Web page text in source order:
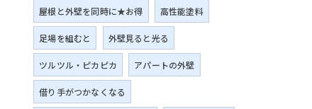
屋根と外壁を同時に★お得 高性能塗料
足場を組むと 外壁見ると光る
ツルツル・ピカピカ アパートの外壁
借り手がつかなくなる